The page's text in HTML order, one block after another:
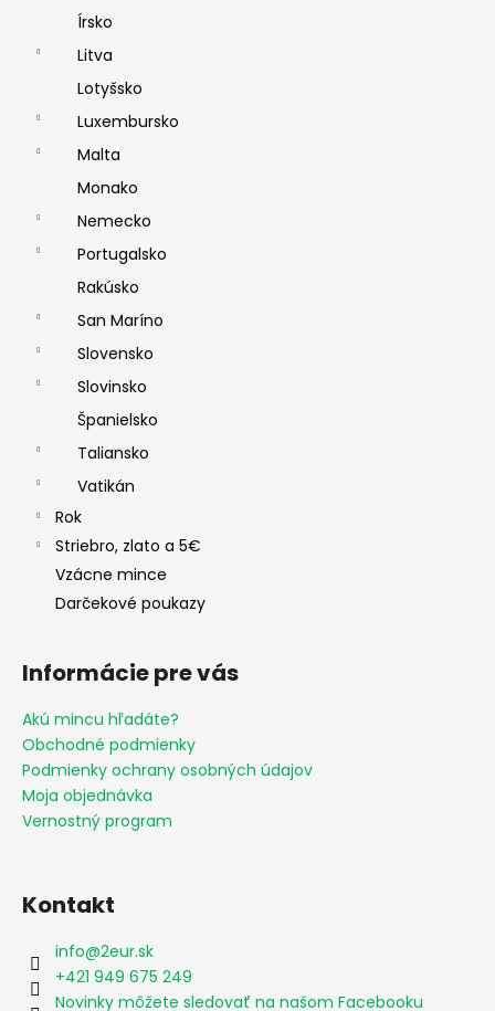
Írsko
Litva
Lotyšsko
Luxembursko
Malta
Monako
Nemecko
Portugalsko
Rakúsko
San Maríno
Slovensko
Slovinsko
Španielsko
Taliansko
Vatikán
Rok
Striebro, zlato a 5€
Vzácne mince
Darčekové poukazy
Informácie pre vás
Akú mincu hľadáte?
Obchodné podmienky
Podmienky ochrany osobných údajov
Moja objednávka
Vernostný program
Kontakt
info@2eur.sk
+421 949 675 249
Novinky môžete sledovať na našom Facebooku